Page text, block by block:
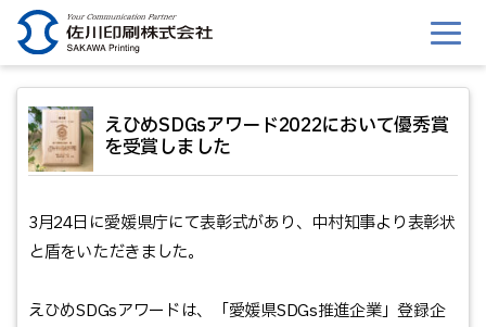
このページの本文へ移動
えひめSDGsアワード2022において優秀賞
を受賞しました
3月24日に愛媛県庁にて表彰式があり、中村知事より表彰状
と盾をいただきました。
えひめSDGsアワードは、「愛媛県SDGs推進企業」登録企